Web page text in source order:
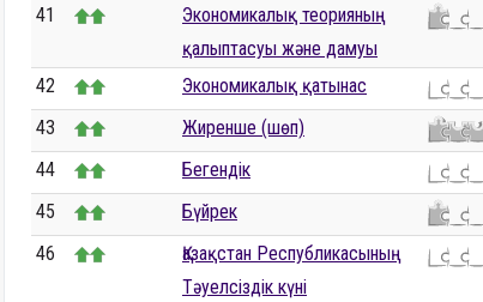
41
Экономикалық теорияның
қалыптасуы және дамуы
42 Экономикалық қатынас
43
Жиренше (шөп)
44
Бегендік
45
Бүйрек
46
Қазақстан Республикасының
Тәуелсіздік күні